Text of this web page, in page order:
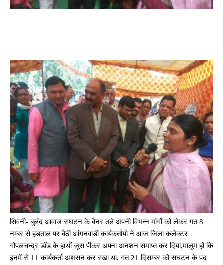
सिवनी- बुलंद आवाज सघटन के बैनर तले अपनी विभन्न मांगों को लेकर गत 8
नम्बर से हड़ताल पर बैठी आंगनवाडी कार्यकर्तायो ने आज जिला कलेक्टर
गोपलचन्द्र डॉड के हाथों जूस पीकर अपना अनशन समाप्त कर दिया,मालूम हो कि
इनमें से 11 कार्यकर्ता अशसन कर रखा था, गत 21 दिसम्बर को सघटन के पद